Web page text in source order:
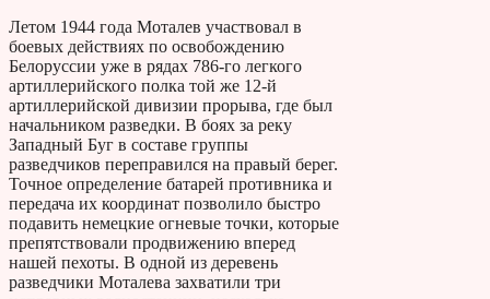
Летом 1944 года Моталев участвовал в
боевых действиях по освобождению
Белоруссии уже в рядах 786-го легкого
артиллерийского полка той же 12-й
артиллерийской дивизии прорыва, где был
начальником разведки. В боях за реку
Западный Буг в составе группы
разведчиков переправился на правый берег.
Точное определение батарей противника и
передача их координат позволило быстро
подавить немецкие огневые точки, которые
препятствовали продвижению вперед
нашей пехоты. В одной из деревень
разведчики Моталева захватили три